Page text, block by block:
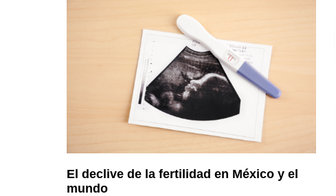
El declive de la fertilidad en México y el
mundo